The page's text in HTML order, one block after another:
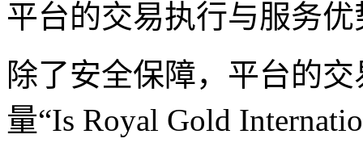
平台的交易执行与服务优
除了安全保障，平台的
量“Is Royal Gold